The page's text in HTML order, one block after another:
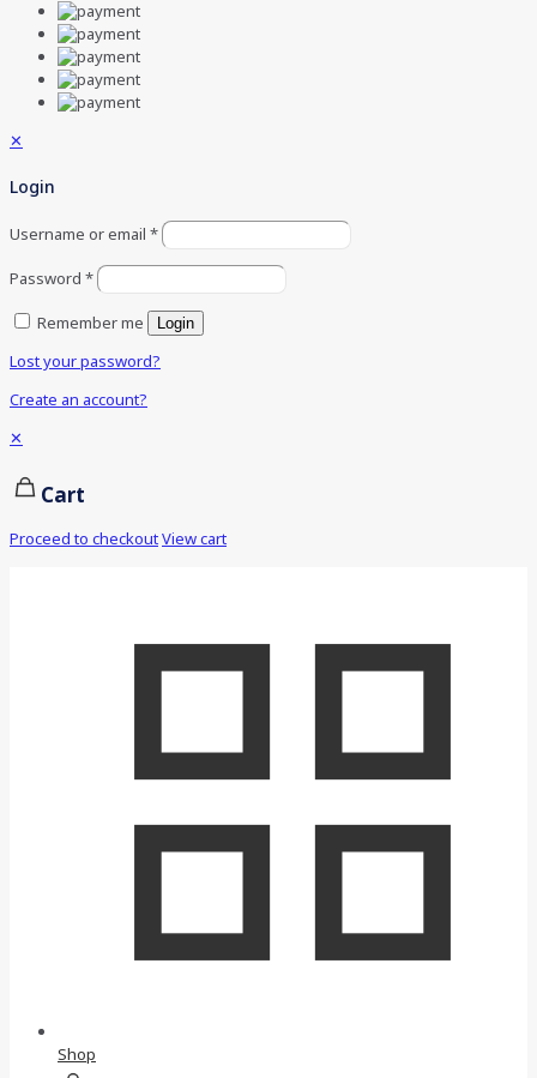
✕
Login
Username or email *
Password *
Remember me
Login
Lost your password?
Create an account?
✕
Cart
Proceed to checkoutView cart
Shop